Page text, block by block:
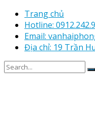
Trang chủ
Hotline:
Email:
Địa chỉ: 19 Trần